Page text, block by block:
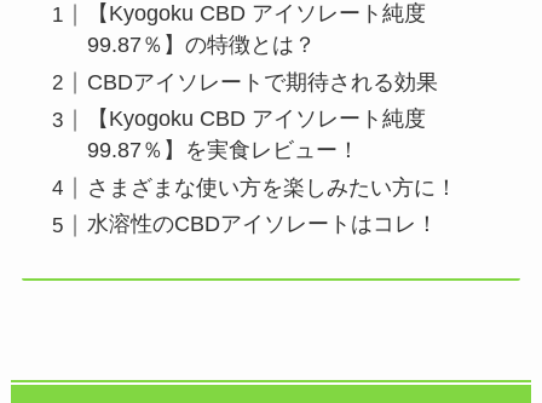
【Kyogoku CBD アイソレート純度
99.87％】の特徴とは？
CBDアイソレートで期待される効果
【Kyogoku CBD アイソレート純度
99.87％】を実食レビュー！
さまざまな使い方を楽しみたい方に！
水溶性のCBDアイソレートはコレ！